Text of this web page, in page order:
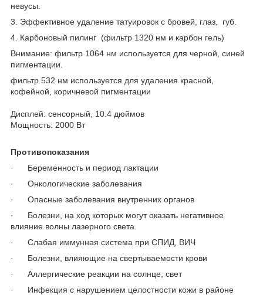
невусы.
3. Эффективное удаление татуировок с бровей, глаз, губ.
4. Карбоновый пилинг (фильтр 1320 нм и карбон гель)
Внимание: фильтр 1064 нм используется для черной, синей
пигментации.
фильтр 532 нм используется для удаления красной,
кофейной, коричневой пигментации
Дисплей: сенсорный, 10.4 дюймов
Мощность: 2000 Вт
Противопоказания
· Беременность и период лактации
· Онкологические заболевания
· Опасные заболевания внутренних органов
· Болезни, на ход которых могут оказать негативное
влияние волны лазерного света
· Слабая иммунная система при СПИД, ВИЧ
· Болезни, влияющие на свертываемости крови
· Аллергические реакции на солнце, свет
· Инфекция с нарушением целостности кожи в районе